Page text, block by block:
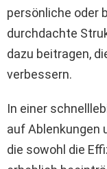
persönliche oder
durchdachte
dazu beitragen,
verbessern.
In einer
auf Ablenkungen
die sowohl die